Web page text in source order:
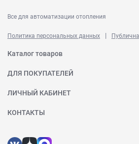
Все для автоматизации отопления
Политика персональных данных |
Каталог товаров
ДЛЯ ПОКУПАТЕЛЕЙ
ЛИЧНЫЙ КАБИНЕТ
КОНТАКТЫ